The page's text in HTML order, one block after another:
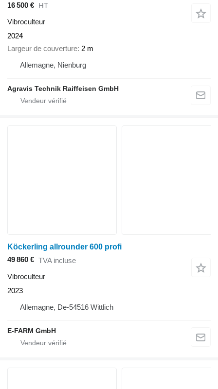
16 500 €
HT
Vibroculteur
2024
Largeur de couverture 2 m
Allemagne, Nienburg
Agravis Technik Raiffeisen GmbH
Köckerling allrounder 600 profi
49 860 € TVA incluse
Vibroculteur
2023
Allemagne, De-54516 Wittlich
E-FARM GmbH